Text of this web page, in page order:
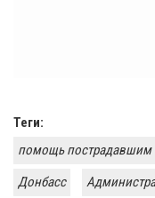
Теги:
помощь пострадавшим
Донбасс